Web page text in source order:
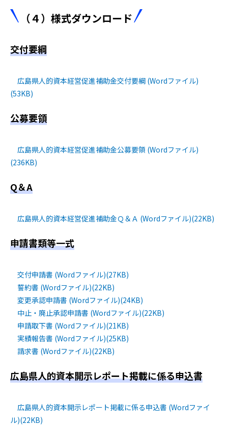
（４）様式ダウンロード
交付要綱
広島県人的資本経営促進補助金交付要綱 (Wordファイル)
(53KB)
公募要領
広島県人的資本経営促進補助金公募要領 (Wordファイル)
(236KB)
Q＆A
広島県人的資本経営促進補助金Ｑ＆Ａ (Wordファイル)(22KB)
申請書類等一式
交付申請書 (Wordファイル)(27KB)
誓約書 (Wordファイル)(22KB)
変更承認申請書 (Wordファイル)(24KB)
中止・廃止承認申請書 (Wordファイル)(22KB)
申請取下書 (Wordファイル)(21KB)
実績報告書 (Wordファイル)(25KB)
請求書 (Wordファイル)(22KB)
広島県人的資本開示レポート掲載に係る申込書
広島県人的資本開示レポート掲載に係る申込書 (Wordファイ
ル)(22KB)